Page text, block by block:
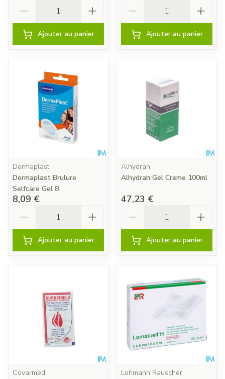
Ajouter au panier Ajouter au panier
Dermaplast
Dermaplast Brulure
Selfcare Gel 8
8,09 €
Ajouter au panier
Alhydran
Alhydran Gel Creme 100ml
47,23 €
Ajouter au panier
Covarmed
Lohmann Rauscher